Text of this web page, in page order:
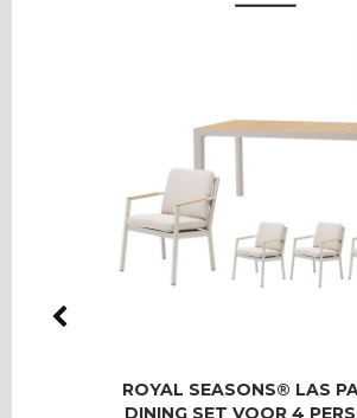
ROYAL SEASONS® LAS
DINING SET VOOR 4